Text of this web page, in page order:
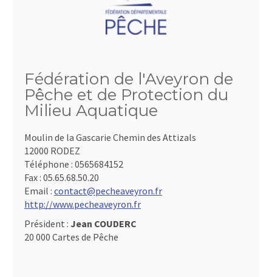
Fédération de l'Aveyron de
Pêche et de Protection du
Milieu Aquatique
Moulin de la Gascarie Chemin des Attizals
12000 RODEZ
Téléphone : 0565684152
Fax : 05.65.68.50.20
Email : contact@pecheaveyron.fr
http://www.pecheaveyron.fr
Président : Jean COUDERC
20 000 Cartes de Pêche